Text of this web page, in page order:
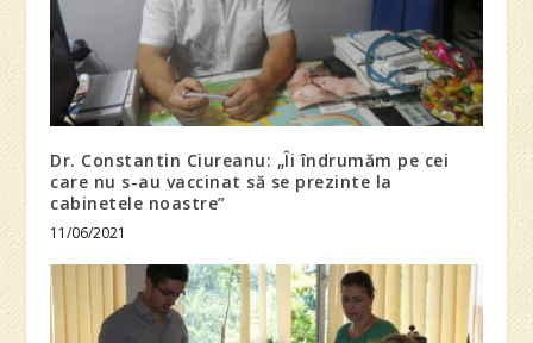
Dr. Constantin Ciureanu: „Îi îndrumăm pe cei
care nu s-au vaccinat să se prezinte la
cabinetele noastre”
11/06/2021